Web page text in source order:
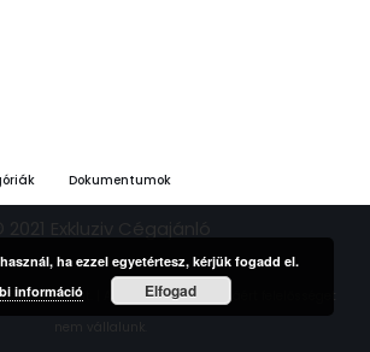
Dokumentumok
2021 Exkluziv Cégajánló
szerint. | A hirdetések tartalmáért felelősséget
ha ezzel egyetértesz, kérjük fogadd el.
információ
Elfogad